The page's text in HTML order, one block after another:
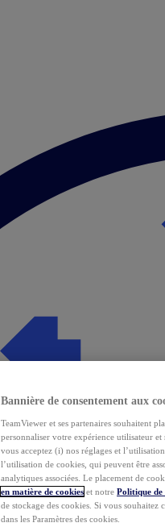
Bannière de consentement aux
TeamViewer et ses partenaires souhaitent
personnaliser votre expérience utilisateur
vous acceptez (i) nos réglages et
l’utilisation de cookies, qui peuvent être
analytiques associées. Le placement de
en matière de cookies et notre Politique
de stockage des cookies. Si vous
dans les Paramètres des cookies.